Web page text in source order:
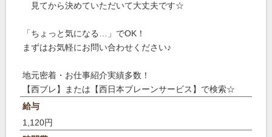
見てから決めていただいて大丈夫です☆
「ちょっと気になる…」でOK！
まずはお気軽にお問い合わせください♪
地元密着・お仕事紹介実績多数！
【西ブレ】または【西日本ブレーンサービス】で検索☆
給与
1,120円